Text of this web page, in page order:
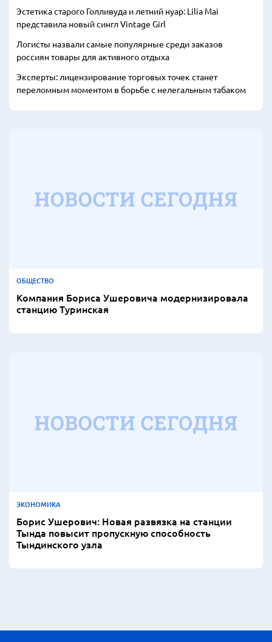
Эстетика старого Голливуда и летний нуар: Lilia Mai
представила новый сингл Vintage Girl
Логисты назвали самые популярные среди заказов
россиян товары для активного отдыха
Эксперты: лицензирование торговых точек станет
переломным моментом в борьбе с нелегальным табаком
ОБЩЕСТВО
Компания Бориса Ушеровича модернизировала
станцию Туринская
ЭКОНОМИКА
Борис Ушерович: Новая развязка на станции
Тында повысит пропускную способность
Тындинского узла